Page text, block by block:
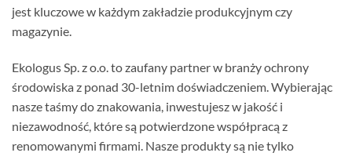
jest kluczowe w każdym zakładzie produkcyjnym czy
magazynie.
Ekologus Sp. z o.o. to zaufany partner w branży ochrony
środowiska z ponad 30-letnim doświadczeniem. Wybierając
nasze taśmy do znakowania, inwestujesz w jakość i
niezawodność, które są potwierdzone współpracą z
renomowanymi firmami. Nasze produkty są nie tylko